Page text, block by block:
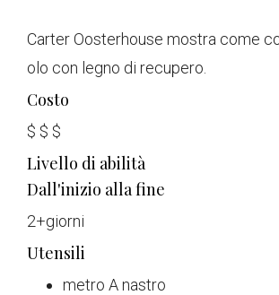
Carter Oosterhouse mostra come
olo con legno di recupero.
Costo
$ $ $
Livello di abilità
Dall'inizio alla fine
2+giorni
Utensili
metro A nastro